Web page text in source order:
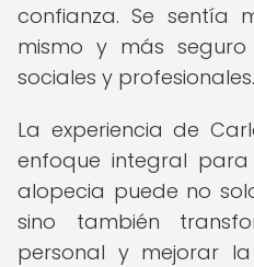
confianza. Se sentía
mismo y más seguro
sociales y profesionales.
La experiencia de
enfoque integral
alopecia puede no
sino también
personal y mejorar